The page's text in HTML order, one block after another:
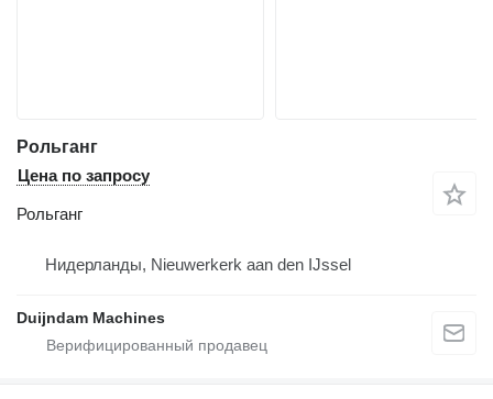
Рольганг
Цена по запросу
Рольганг
Нидерланды, Nieuwerkerk aan den IJssel
Duijndam Machines